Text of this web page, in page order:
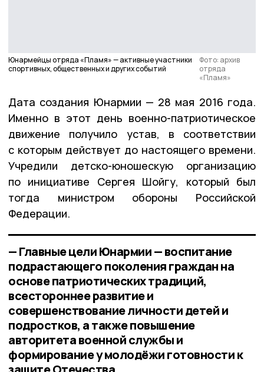
Юнармейцы отряда «Пламя» — активные участники
спортивных, общественных и других событий
Фото: архив
отряда
«Пламя»
Дата создания Юнармии — 28 мая 2016 года.
Именно в этот день военно-патриотическое
движение получило устав, в соответствии
с которым действует до настоящего времени.
Учредили детско-юношескую организацию
по инициативе Сергея Шойгу, который был
тогда министром обороны Российской
Федерации.
— Главные цели Юнармии — воспитание
подрастающего поколения граждан на
основе патриотических традиций,
всестороннее развитие и
совершенствование личности детей и
подростков, а также повышение
авторитета военной службы и
формирование у молодёжи готовности к